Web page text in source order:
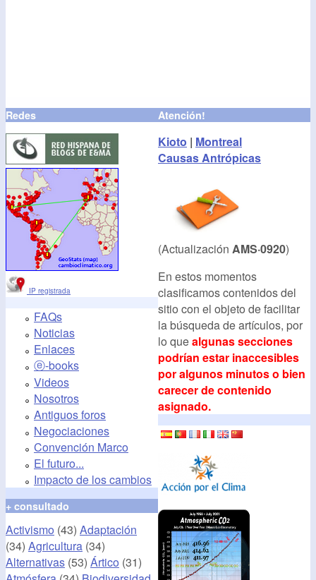
Redes
IP registrada
FAQs
Noticias
Enlaces
ⓔ-books
Videos
Nosotros
Antiguos foros
Negociaciones
Convención Marco
El futuro...
Impacto de los cambios
+ consultado
Activismo (43) Adaptación
(34) Agricultura (34)
Alternativas (53) Ártico (31)
Atención!
Kioto | Montreal
Causas Antrópicas
(Actualización AMS·0920)
En estos momentos
clasificamos contenidos del
sitio con el objeto de facilitar
la búsqueda de artículos, por
lo quealgunas secciones
podrían estar inaccesibles
por algunos minutos o bien
carecer de contenido
asignado.